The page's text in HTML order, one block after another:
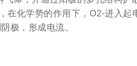
在化学势的作用下，O2-进入起
极，形成电流。